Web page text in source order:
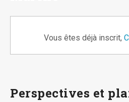
Vous êtes déjà inscrit,
Perspectives et